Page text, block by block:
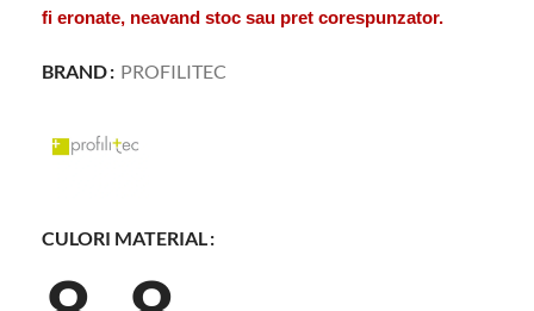
fi eronate, neavand stoc sau pret corespunzator.
BRAND PROFILITEC
CULORI MATERIAL